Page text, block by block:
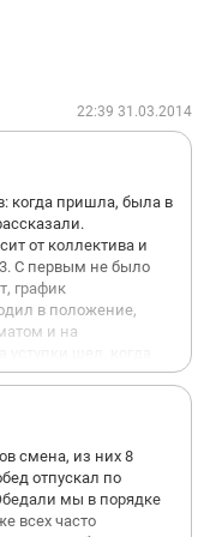
22:39 31.03.2014
когда пришла, была в
от коллектива и
С первым не было
график
в положение,
и на
шел, когда
вообще не по
Директор был
смене
но когда ты по-
разбираешься,
работе от тебя
как положено,
смена, из них 8
отпускал по
мы в порядке
всех часто